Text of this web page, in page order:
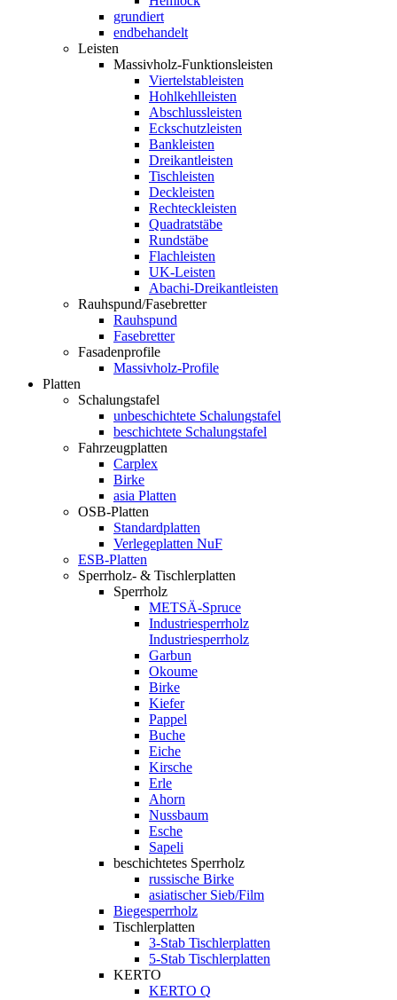
grundiert
endbehandelt
Leisten
Massivholz-Funktionsleisten
Viertelstableisten
Hohlkehlleisten
Abschlussleisten
Eckschutzleisten
Bankleisten
Dreikantleisten
Tischleisten
Deckleisten
Rechteckleisten
Quadratstäbe
Rundstäbe
Flachleisten
UK-Leisten
Abachi-Dreikantleisten
Rauhspund/Fasebretter
Rauhspund
Fasebretter
Fasadenprofile
Massivholz-Profile
Platten
Schalungstafel
unbeschichtete Schalungstafel
beschichtete Schalungstafel
Fahrzeugplatten
Carplex
Birke
asia Platten
OSB-Platten
Standardplatten
Verlegeplatten NuF
ESB-Platten
Sperrholz- & Tischlerplatten
Sperrholz
METSÄ-Spruce
Industriesperrholz
Industriesperrholz
Garbun
Okoume
Birke
Kiefer
Pappel
Buche
Eiche
Kirsche
Erle
Ahorn
Nussbaum
Esche
Sapeli
beschichtetes Sperrholz
russische Birke
asiatischer Sieb/Film
Biegesperrholz
Tischlerplatten
3-Stab Tischlerplatten
5-Stab Tischlerplatten
KERTO
KERTO Q